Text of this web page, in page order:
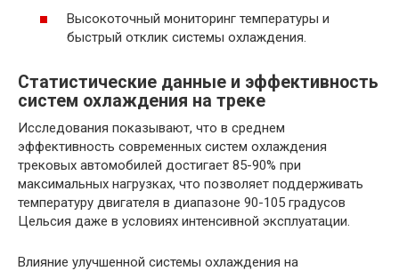
Высокоточный мониторинг температуры и
быстрый отклик системы охлаждения.
Статистические данные и эффективность
систем охлаждения на треке
Исследования показывают, что в среднем
эффективность современных систем охлаждения
трековых автомобилей достигает 85-90% при
максимальных нагрузках, что позволяет поддерживать
температуру двигателя в диапазоне 90-105 градусов
Цельсия даже в условиях интенсивной эксплуатации.
Влияние улучшенной системы охлаждения на